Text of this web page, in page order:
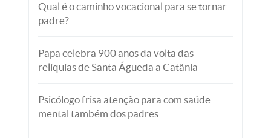
Qual é o caminho vocacional para se tornar
padre?
Papa celebra 900 anos da volta das
relíquias de Santa Águeda a Catânia
Psicólogo frisa atenção para com saúde
mental também dos padres